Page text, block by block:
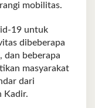
mobilitas.
19 untuk
dibeberapa
dan beberapa
masyarakat
dari
Kadir.